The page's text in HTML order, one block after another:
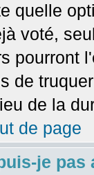
quelle
voté,
pourront
de
de la
de page
je pas